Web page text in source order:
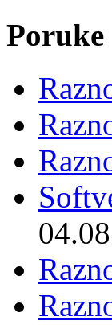
Poruke